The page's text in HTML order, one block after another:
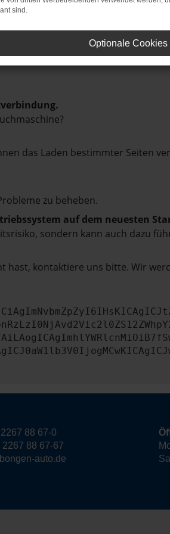
das Laden bestimmter Seiten
zu beheben.
auf dem neuesten
sondern kann auch dazu
kontaktiere uns bitte. Wir
88 67-0
2267 88 67-67
auto.de
sind.
Optionale Cookies